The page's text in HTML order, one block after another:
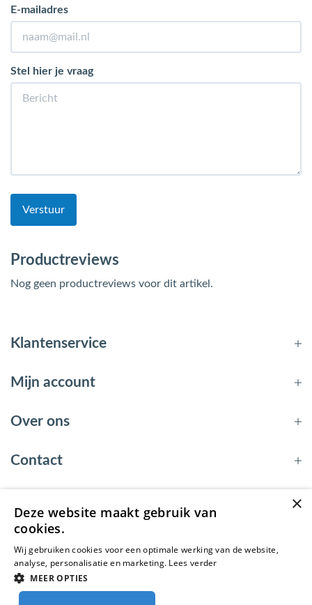
E-mailadres
Stel hier je vraag
Verstuur
Productreviews
Nog geen productreviews voor dit artikel.
Klantenservice
Mijn account
Over ons
Contact
© 2026 - EnergyBy
×
Deze website maakt gebruik van
cookies.
Wij gebruiken cookies voor een optimale werking van de website,
analyse, personalisatie en marketing. Lees verder
MEER OPTIES